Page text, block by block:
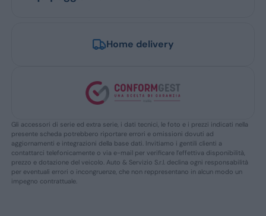
Home delivery
Gli accessori di serie ed extra serie, i dati tecnici, le foto e i prezzi indicati nella
presente scheda potrebbero riportare errori e omissioni dovuti ad
aggiornamenti e integrazioni della base dati. Invitiamo i gentili clienti a
contattarci telefonicamente o via e-mail per verificare l’effettiva disponibilità,
prezzo e dotazione del veicolo. Auto & Servizio S.r.l. declina ogni responsabilità
per eventuali errori o incongruenze, che non reppresentano in alcun modo un
impegno contrattuale.